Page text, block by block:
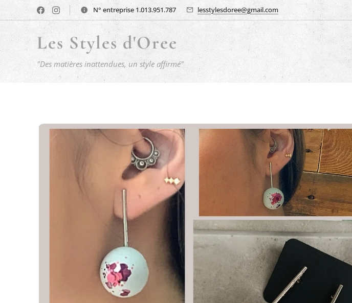
N° entreprise 1.013.951.787 lesstylesdoree@gmail.com
Les Styles d'Oree
"Des matières inattendues, un style affirmé"